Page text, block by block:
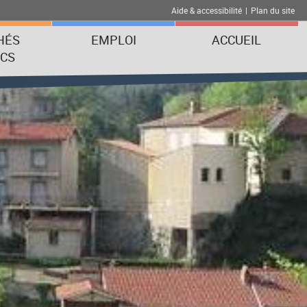
Aide & accessibilité | Plan du site
EMPLOI ACCUEIL